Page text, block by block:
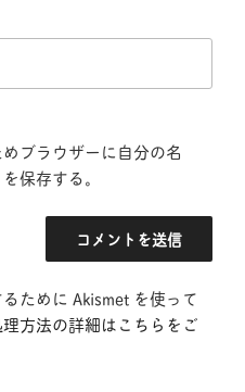
ブラウザーに自分の名
保存する。
ために Akismet を使って
方法の詳細はこちらをご